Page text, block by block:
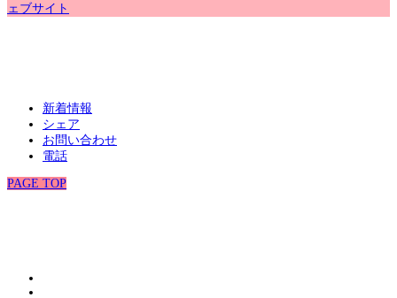
ェブサイト
新着情報
シェア
お問い合わせ
電話
PAGE TOP